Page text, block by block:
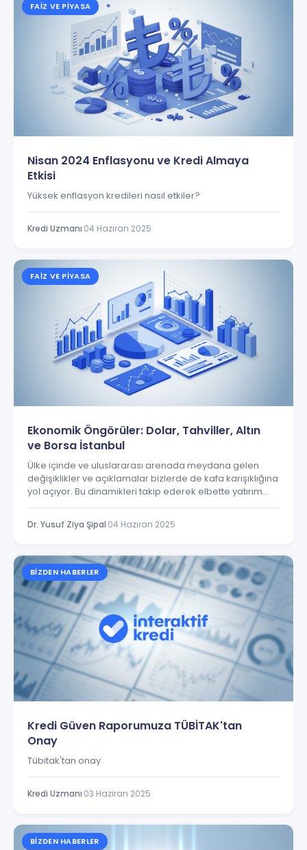
FAIZ VE PIYASA
Nisan 2024 Enflasyonu ve Kredi Almaya
Etkisi
Yüksek enflasyon kredileri nasıl etkiler?
Kredi Uzmanı·04 Haziran 2025
FAIZ VE PIYASA
Ekonomik Öngörüler: Dolar, Tahviller, Altın
ve Borsa İstanbul
Ülke içinde ve uluslararası arenada meydana gelen
değişiklikler ve açıklamalar bizlerde de kafa karışıklığına
yol açıyor. Bu dinamikleri takip ederek elbette yatırım
Dr. Yusuf Ziya Şipal·04 Haziran 2025
BIZDEN HABERLER
Kredi Güven Raporumuza TÜBİTAK'tan
Onay
Tübitak'tan onay
Kredi Uzmanı·03 Haziran 2025
BIZDEN HABERLER